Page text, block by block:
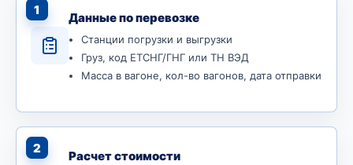
1
Данные по перевозке
Станции погрузки и выгрузки
Груз, код ЕТСНГ/ГНГ или ТН ВЭД
Масса в вагоне, кол-во вагонов, дата отправки
2
Расчет стоимости